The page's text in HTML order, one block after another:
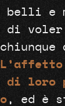
belli e
di voler
L’affetto
di loro
, ed è